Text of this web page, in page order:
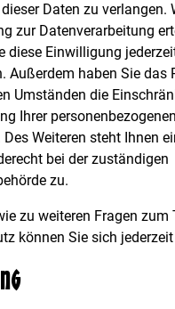
Daten zu verlangen.
zur Datenverarbeitung
diese Einwilligung
Außerdem haben Sie das
Umständen die
Ihrer
Weiteren steht Ihnen
bei der zuständigen
zu.
zu weiteren Fragen zum
können Sie sich